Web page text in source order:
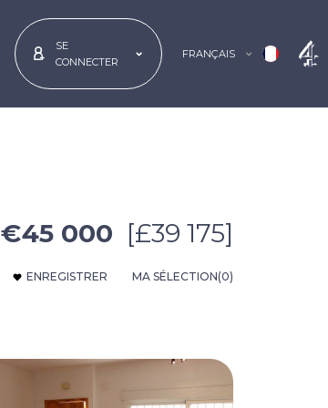
SE
CONNECTER
FRANÇAIS
€45 000 [£39 175]
ENREGISTRER MA SÉLECTION(0)